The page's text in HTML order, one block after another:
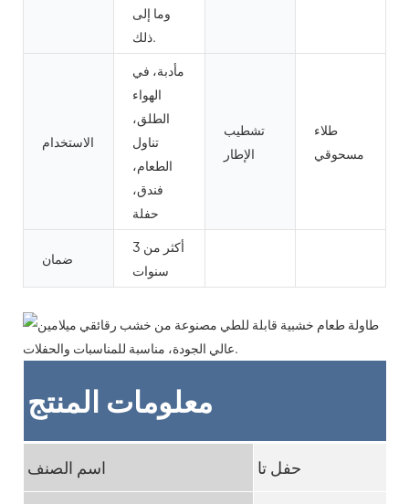
وما إلى
ذلك.
الاستخدام
مأدبة، في
الهواء
الطلق،
تناول
الطعام،
فندق،
حفلة
تشطيب
الإطار
طلاء
مسحوقي
ضمان
أكثر من 3
سنوات
معلومات المنتج
اسم الصنف حفل تا